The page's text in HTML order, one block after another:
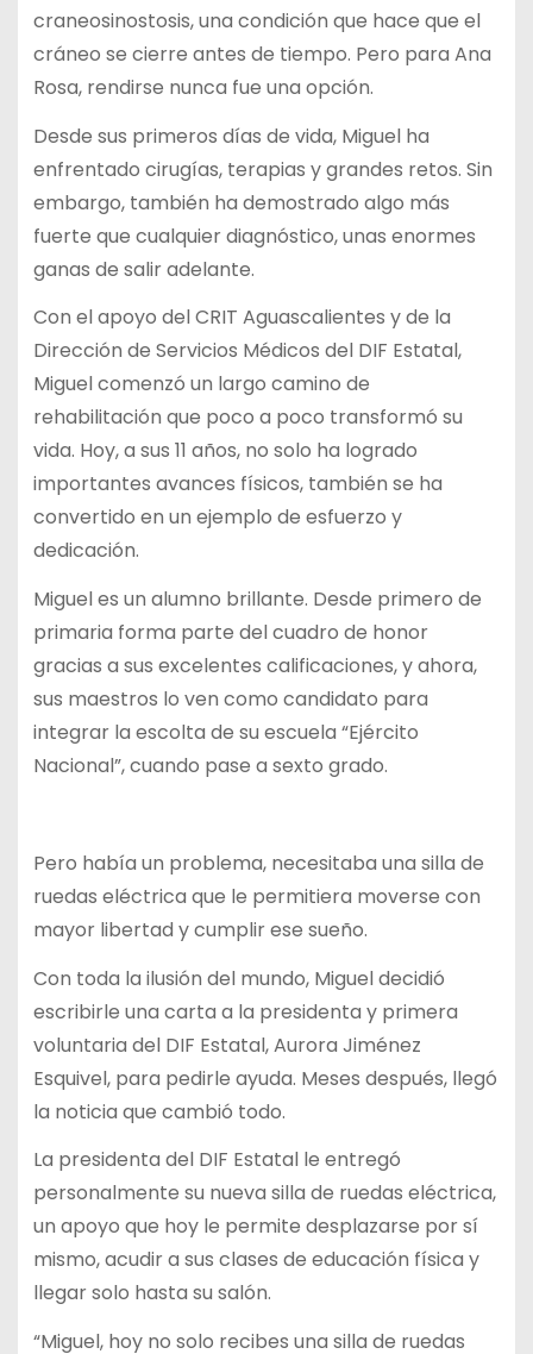
craneosinostosis, una condición que hace que el
cráneo se cierre antes de tiempo. Pero para Ana
Rosa, rendirse nunca fue una opción.
Desde sus primeros días de vida, Miguel ha
enfrentado cirugías, terapias y grandes retos. Sin
embargo, también ha demostrado algo más
fuerte que cualquier diagnóstico, unas enormes
ganas de salir adelante.
Con el apoyo del CRIT Aguascalientes y de la
Dirección de Servicios Médicos del DIF Estatal,
Miguel comenzó un largo camino de
rehabilitación que poco a poco transformó su
vida. Hoy, a sus 11 años, no solo ha logrado
importantes avances físicos, también se ha
convertido en un ejemplo de esfuerzo y
dedicación.
Miguel es un alumno brillante. Desde primero de
primaria forma parte del cuadro de honor
gracias a sus excelentes calificaciones, y ahora,
sus maestros lo ven como candidato para
integrar la escolta de su escuela “Ejército
Nacional”, cuando pase a sexto grado.
Pero había un problema, necesitaba una silla de
ruedas eléctrica que le permitiera moverse con
mayor libertad y cumplir ese sueño.
Con toda la ilusión del mundo, Miguel decidió
escribirle una carta a la presidenta y primera
voluntaria del DIF Estatal, Aurora Jiménez
Esquivel, para pedirle ayuda. Meses después, llegó
la noticia que cambió todo.
La presidenta del DIF Estatal le entregó
personalmente su nueva silla de ruedas eléctrica,
un apoyo que hoy le permite desplazarse por sí
mismo, acudir a sus clases de educación física y
llegar solo hasta su salón.
“Miguel, hoy no solo recibes una silla de ruedas